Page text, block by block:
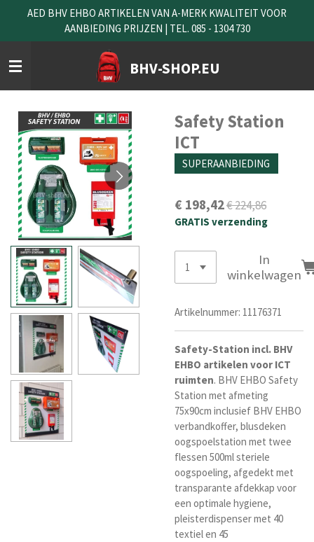
naar
de
hoofdinhoud
BHV-SHOP.EU
AED BHV EHBO ARTIKELEN VAN A-MERK KWALITEIT VOOR
AANBIEDING PRIJZEN | TEL. 085 - 1304 730
Safety Station
ICT
SUPERAANBIEDING
€ 198,42€ 224,86
GRATIS verzending
In
winkelwagen
Artikelnummer: 11176371
Safety-Station incl. BHV
EHBO artikelen voor ICT
ruimten. BHV EHBO Safety
Station met afmeting
75x90cm inclusief BHV EHBO
verbandkoffer, blusdeken
oogspoelstation met twee
flessen 500ml steriele
oogspoeling, afgedekt met
transparante afdekkap voor
een optimale hygiene,
pleisterdispenser met 40
textiel en 45